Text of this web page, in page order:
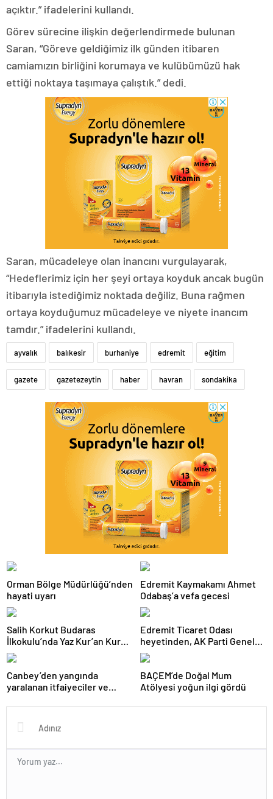
açıktır.” ifadelerini kullandı.
Görev sürecine ilişkin değerlendirmede bulunan
Saran, “Göreve geldiğimiz ilk günden itibaren
camiamızın birliğini korumaya ve kulübümüzü hak
ettiği noktaya taşımaya çalıştık.” dedi.
Saran, mücadeleye olan inancını vurgulayarak,
“Hedeflerimiz için her şeyi ortaya koyduk ancak bugün
itibarıyla istediğimiz noktada değiliz. Buna rağmen
ortaya koyduğumuz mücadeleye ve niyete inancım
tamdır.” ifadelerini kullandı.
ayvalık balıkesir burhaniye edremit eğitim
gazete gazetezeytin haber havran sondakika
Orman Bölge Müdürlüğü’nden
hayati uyarı
Edremit Kaymakamı Ahmet
Odabaş’a vefa gecesi
Salih Korkut Budaras
İlkokulu’nda Yaz Kur’an Kursu
belge töreni düzenlendi
Edremit Ticaret Odası
heyetinden, AK Parti Genel
Merkezi’ne ziyaret
Canbey’den yangında
yaralanan itfaiyeciler ve
BAÇEM’de Doğal Mum
Atölyesi yoğun ilgi gördü